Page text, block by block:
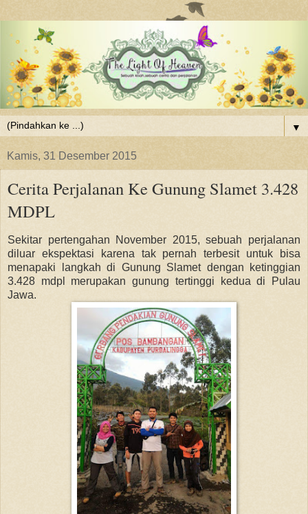
▼
Kamis, 31 Desember 2015
Cerita Perjalanan Ke Gunung Slamet 3.428
MDPL
Sekitar pertengahan November 2015, sebuah perjalanan
diluar ekspektasi karena tak pernah terbesit untuk bisa
menapaki langkah di Gunung Slamet dengan ketinggian
3.428 mdpl merupakan gunung tertinggi kedua di Pulau
Jawa.